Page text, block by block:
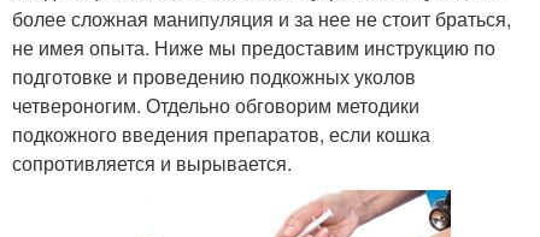
более сложная манипуляция и за нее не стоит браться,
не имея опыта. Ниже мы предоставим инструкцию по
подготовке и проведению подкожных уколов
четвероногим. Отдельно обговорим методики
подкожного введения препаратов, если кошка
сопротивляется и вырывается.